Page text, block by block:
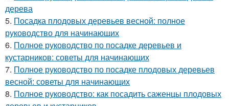
дерева
5. Посадка плодовых деревьев весной: полное
руководство для начинающих
6. Полное руководство по посадке деревьев и
кустарников: советы для начинающих
7. Полное руководство по посадке плодовых деревьев
весной: советы для начинающих
8. Полное руководство: как посадить саженцы плодовых